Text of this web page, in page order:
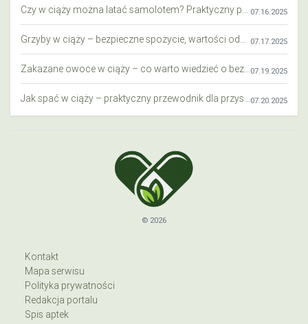
07.16.2025
07.17.2025
07.19.2025
07.20.2025
© 2026
Kontakt
Mapa serwisu
Polityka prywatności
Redakcja portalu
Spis aptek